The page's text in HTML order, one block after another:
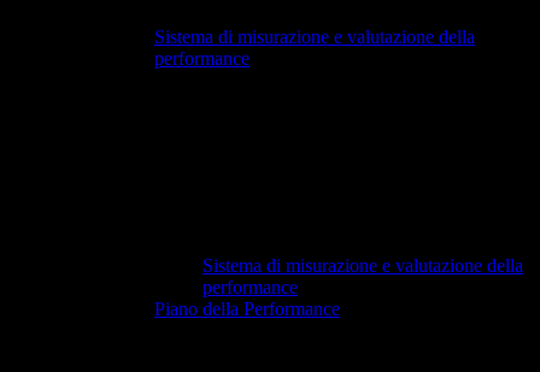
Sistema di misurazione e valutazione della
performance
Sistema di misurazione e valutazione della
performance
Piano della Performance